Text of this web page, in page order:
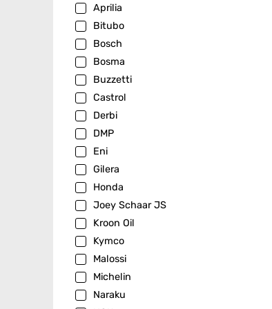
Aprilia
Bitubo
Bosch
Bosma
Buzzetti
Castrol
Derbi
DMP
Eni
Gilera
Honda
Joey Schaar JS
Kroon Oil
Kymco
Malossi
Michelin
Naraku